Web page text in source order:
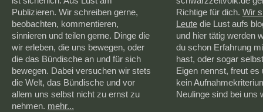
Publizieren. Wir schreiben gerne,
beobachten, kommentieren,
sinnieren und teilen gerne. Dinge die
wir erleben, die uns bewegen, oder
die das Bündische an und für sich
bewegen. Dabei versuchen wir stets
die Welt, das Bündische und vor
allem uns selbst nicht zu ernst zu
nehmen. mehr...
Richtige für dich. Wir
Leute die Lust aufs
und hier tätig werden
du schon Erfahrung
hast, oder sogar
Eigen nennst, freut es
kein
Neulinge sind bei uns